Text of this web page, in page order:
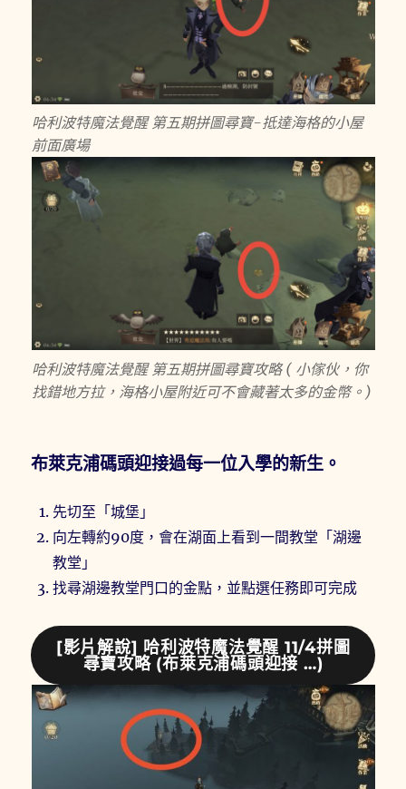
哈利波特魔法覺醒 第五期拼圖尋寶-抵達海格的小屋
前面廣場
哈利波特魔法覺醒 第五期拼圖尋寶攻略 ( 小傢伙，你
找錯地方拉，海格小屋附近可不會藏著太多的金幣。)
布萊克浦碼頭迎接過每一位入學的新生。
先切至「城堡」
向左轉約90度，會在湖面上看到一間教堂「湖邊
教堂」
找尋湖邊教堂門口的金點，並點選任務即可完成
[影片解說] 哈利波特魔法覺醒 11/4拼圖
尋寶攻略 (布萊克浦碼頭迎接 …)